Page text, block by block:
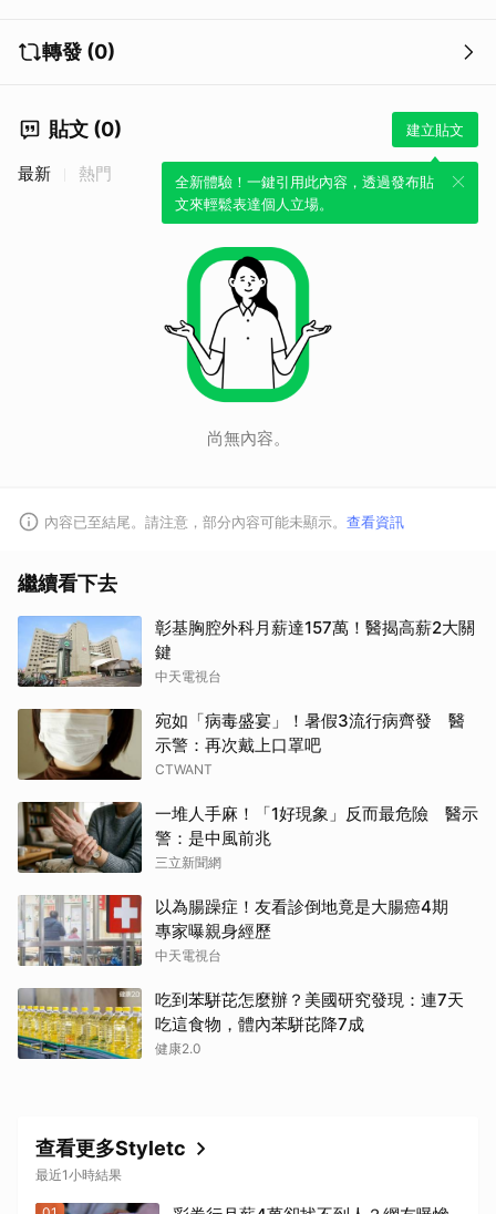
轉發 (0)
貼文 (0) 建立貼文
全新體驗！一鍵引用此內容，透過發布貼
文來輕鬆表達個人立場。
最新 熱門
尚無內容。
內容已至結尾。請注意，部分內容可能未顯示。 查看資訊
繼續看下去
彰基胸腔外科月薪達157萬！醫揭高薪2大關
鍵
中天電視台
宛如「病毒盛宴」！暑假3流行病齊發 醫
示警：再次戴上口罩吧
CTWANT
一堆人手麻！「1好現象」反而最危險 醫示
警：是中風前兆
三立新聞網
以為腸躁症！友看診倒地竟是大腸癌4期
專家曝親身經歷
中天電視台
吃到苯駢芘怎麼辦？美國研究發現：連7天
吃這食物，體內苯駢芘降7成
健康2.0
查看更多Styletc
最近1小時結果